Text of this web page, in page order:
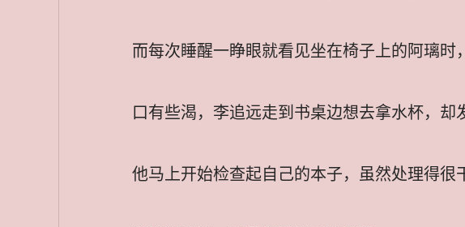
而每次睡醒一睁眼就看见坐在椅子上的阿璃时
口有些渴，李追远走到书桌边想去拿水杯，却
他马上开始检查起自己的本子，虽然处理得很